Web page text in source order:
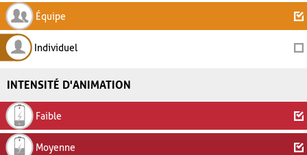
Équipe
Individuel
INTENSITÉ D'ANIMATION
Faible
Moyenne